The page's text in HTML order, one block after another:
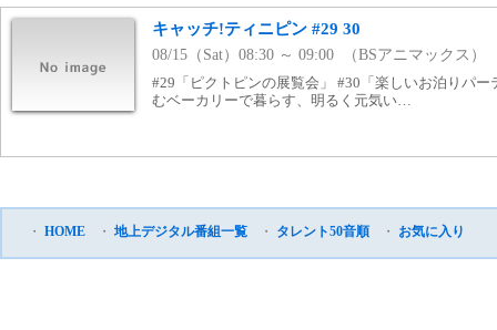
キャッチ!ティニピン #29 30
08/15（Sat）08:30 ～ 09:00 （BSアニマックス）
#29「ピクトピンの展覧会」 #30「楽しいお泊りパ
むベーカリーで暮らす、明るく元気い…
・ HOME ・ 地上デジタル番組一覧 ・ タレント50音順 ・ お気に入り